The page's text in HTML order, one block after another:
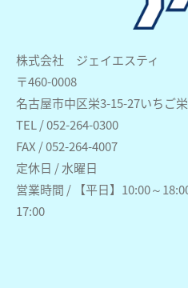
株式会社 ジェイエスティ
〒460-0008
名古屋市中区栄3-15-27いちご
TEL / 052-264-0300
FAX / 052-264-4007
定休日 / 水曜日
営業時間 / 【平日】10:00～
17:00